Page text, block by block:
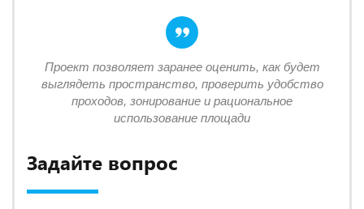
Задайте вопрос
Проект позволяет заранее оценить, как будет
выглядеть пространство, проверить удобство
проходов, зонирование и рациональное
использование площади